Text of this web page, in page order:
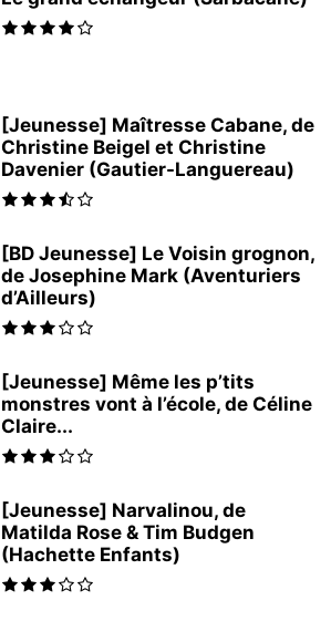
[Jeunesse] Maîtresse Cabane, de
Christine Beigel et Christine
Davenier (Gautier-Languereau)
[BD Jeunesse] Le Voisin grognon,
de Josephine Mark (Aventuriers
d’Ailleurs)
[Jeunesse] Même les p’tits
monstres vont à l’école, de Céline
Claire...
[Jeunesse] Narvalinou, de
Matilda Rose & Tim Budgen
(Hachette Enfants)